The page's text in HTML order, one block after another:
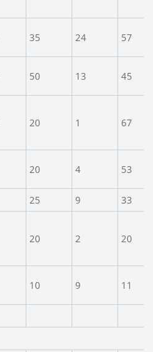
35 24 57
50 13 45
20 1 67
20 4 53
25 9 33
20 2 20
10 9 11